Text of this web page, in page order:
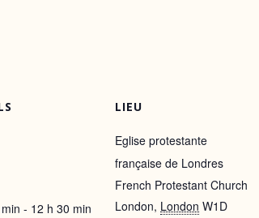
- 12 h 30 min
LIEU
Eglise protestante
française de Londres
French Protestant Church
London, London W1D